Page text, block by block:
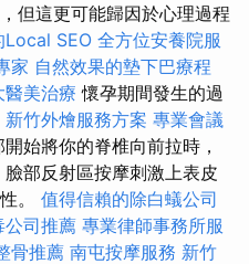
但這更可能歸因於心理過程
Local SEO 全方位安養院服
家 自然效果的墊下巴療程
美治療 懷孕期間發生的過
新竹外燴服務方案 專業會議
始將你的脊椎向前拉時，
部反射區按摩刺激上表皮
。 值得信賴的除白蟻公司
公司推薦 專業律師事務所服
骨推薦 南屯按摩服務 新竹